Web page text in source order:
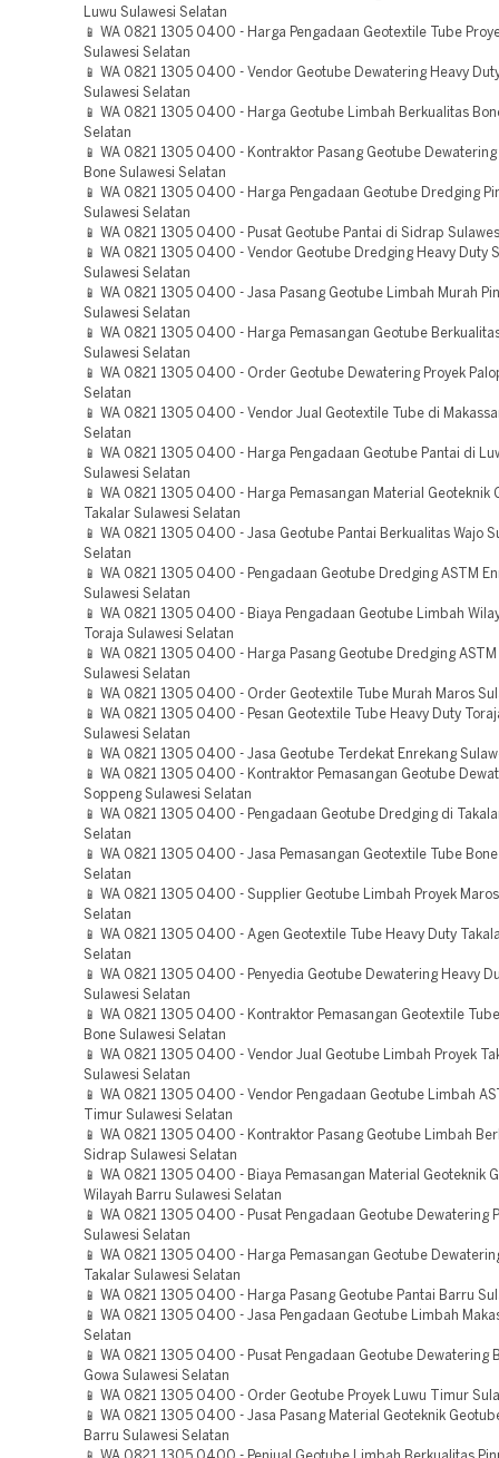
Luwu Sulawesi Selatan
📱 WA 0821 1305 0400 - Harga Pengadaan Geotextile Tube
Sulawesi Selatan
📱 WA 0821 1305 0400 - Vendor Geotube Dewatering Heavy
Sulawesi Selatan
📱 WA 0821 1305 0400 - Harga Geotube Limbah Berkualitas
Selatan
📱 WA 0821 1305 0400 - Kontraktor Pasang Geotube
Bone Sulawesi Selatan
📱 WA 0821 1305 0400 - Harga Pengadaan Geotube Dredging
Sulawesi Selatan
📱 WA 0821 1305 0400 - Pusat Geotube Pantai di Sidrap
📱 WA 0821 1305 0400 - Vendor Geotube Dredging Heavy Duty
Sulawesi Selatan
📱 WA 0821 1305 0400 - Jasa Pasang Geotube Limbah Murah
Sulawesi Selatan
📱 WA 0821 1305 0400 - Harga Pemasangan Geotube
Sulawesi Selatan
📱 WA 0821 1305 0400 - Order Geotube Dewatering Proyek
Selatan
📱 WA 0821 1305 0400 - Vendor Jual Geotextile Tube di
Selatan
📱 WA 0821 1305 0400 - Harga Pengadaan Geotube Pantai di
Sulawesi Selatan
📱 WA 0821 1305 0400 - Harga Pemasangan Material Geoteknik
Takalar Sulawesi Selatan
📱 WA 0821 1305 0400 - Jasa Geotube Pantai Berkualitas Wajo
Selatan
📱 WA 0821 1305 0400 - Pengadaan Geotube Dredging ASTM
Sulawesi Selatan
📱 WA 0821 1305 0400 - Biaya Pengadaan Geotube Limbah
Toraja Sulawesi Selatan
📱 WA 0821 1305 0400 - Harga Pasang Geotube Dredging ASTM
Sulawesi Selatan
📱 WA 0821 1305 0400 - Order Geotextile Tube Murah Maros
📱 WA 0821 1305 0400 - Pesan Geotextile Tube Heavy Duty
Sulawesi Selatan
📱 WA 0821 1305 0400 - Jasa Geotube Terdekat Enrekang
📱 WA 0821 1305 0400 - Kontraktor Pemasangan Geotube
Soppeng Sulawesi Selatan
📱 WA 0821 1305 0400 - Pengadaan Geotube Dredging di
Selatan
📱 WA 0821 1305 0400 - Jasa Pemasangan Geotextile Tube
Selatan
📱 WA 0821 1305 0400 - Supplier Geotube Limbah Proyek
Selatan
📱 WA 0821 1305 0400 - Agen Geotextile Tube Heavy Duty
Selatan
📱 WA 0821 1305 0400 - Penyedia Geotube Dewatering Heavy
Sulawesi Selatan
📱 WA 0821 1305 0400 - Kontraktor Pemasangan Geotextile
Bone Sulawesi Selatan
📱 WA 0821 1305 0400 - Vendor Jual Geotube Limbah Proyek
Sulawesi Selatan
📱 WA 0821 1305 0400 - Vendor Pengadaan Geotube Limbah
Timur Sulawesi Selatan
📱 WA 0821 1305 0400 - Kontraktor Pasang Geotube Limbah
Sidrap Sulawesi Selatan
📱 WA 0821 1305 0400 - Biaya Pemasangan Material Geoteknik
Wilayah Barru Sulawesi Selatan
📱 WA 0821 1305 0400 - Pusat Pengadaan Geotube Dewatering
Sulawesi Selatan
📱 WA 0821 1305 0400 - Harga Pemasangan Geotube
Takalar Sulawesi Selatan
📱 WA 0821 1305 0400 - Harga Pasang Geotube Pantai Barru
📱 WA 0821 1305 0400 - Jasa Pengadaan Geotube Limbah
Selatan
📱 WA 0821 1305 0400 - Pusat Pengadaan Geotube Dewatering
Gowa Sulawesi Selatan
📱 WA 0821 1305 0400 - Order Geotube Proyek Luwu Timur
📱 WA 0821 1305 0400 - Jasa Pasang Material Geoteknik
Barru Sulawesi Selatan